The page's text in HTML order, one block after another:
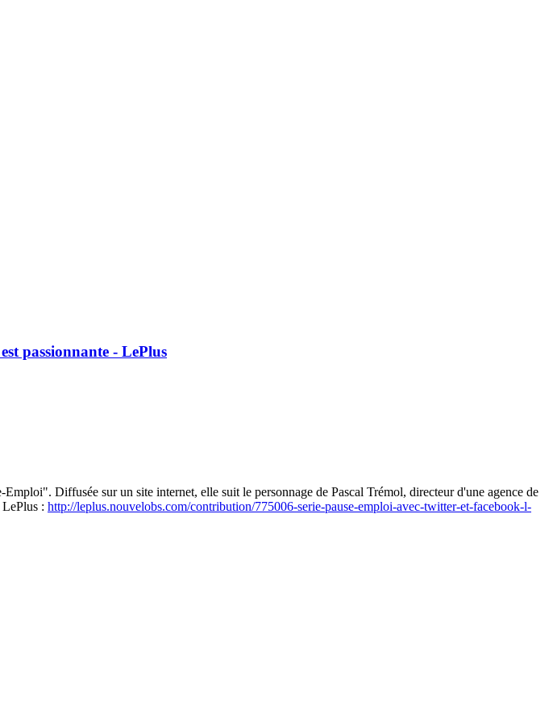
passionnante - LePlus
Diffusée sur un site internet, elle suit le personnage de Pascal Trémol, directeur d'une agence de
: http://leplus.nouvelobs.com/contribution/775006-serie-pause-emploi-avec-twitter-et-facebook-l-